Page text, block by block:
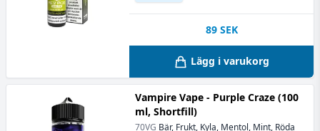
89 SEK
Lägg i varukorg
Vampire Vape - Purple Craze (100
ml, Shortfill)
70VG Bär, Frukt, Kyla, Mentol, Mint, Röda